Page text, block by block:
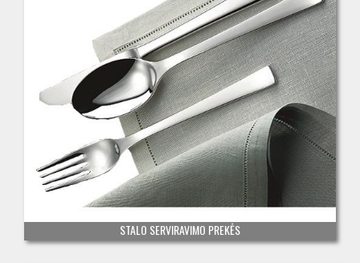
STALO SERVIRAVIMO PREKĖS